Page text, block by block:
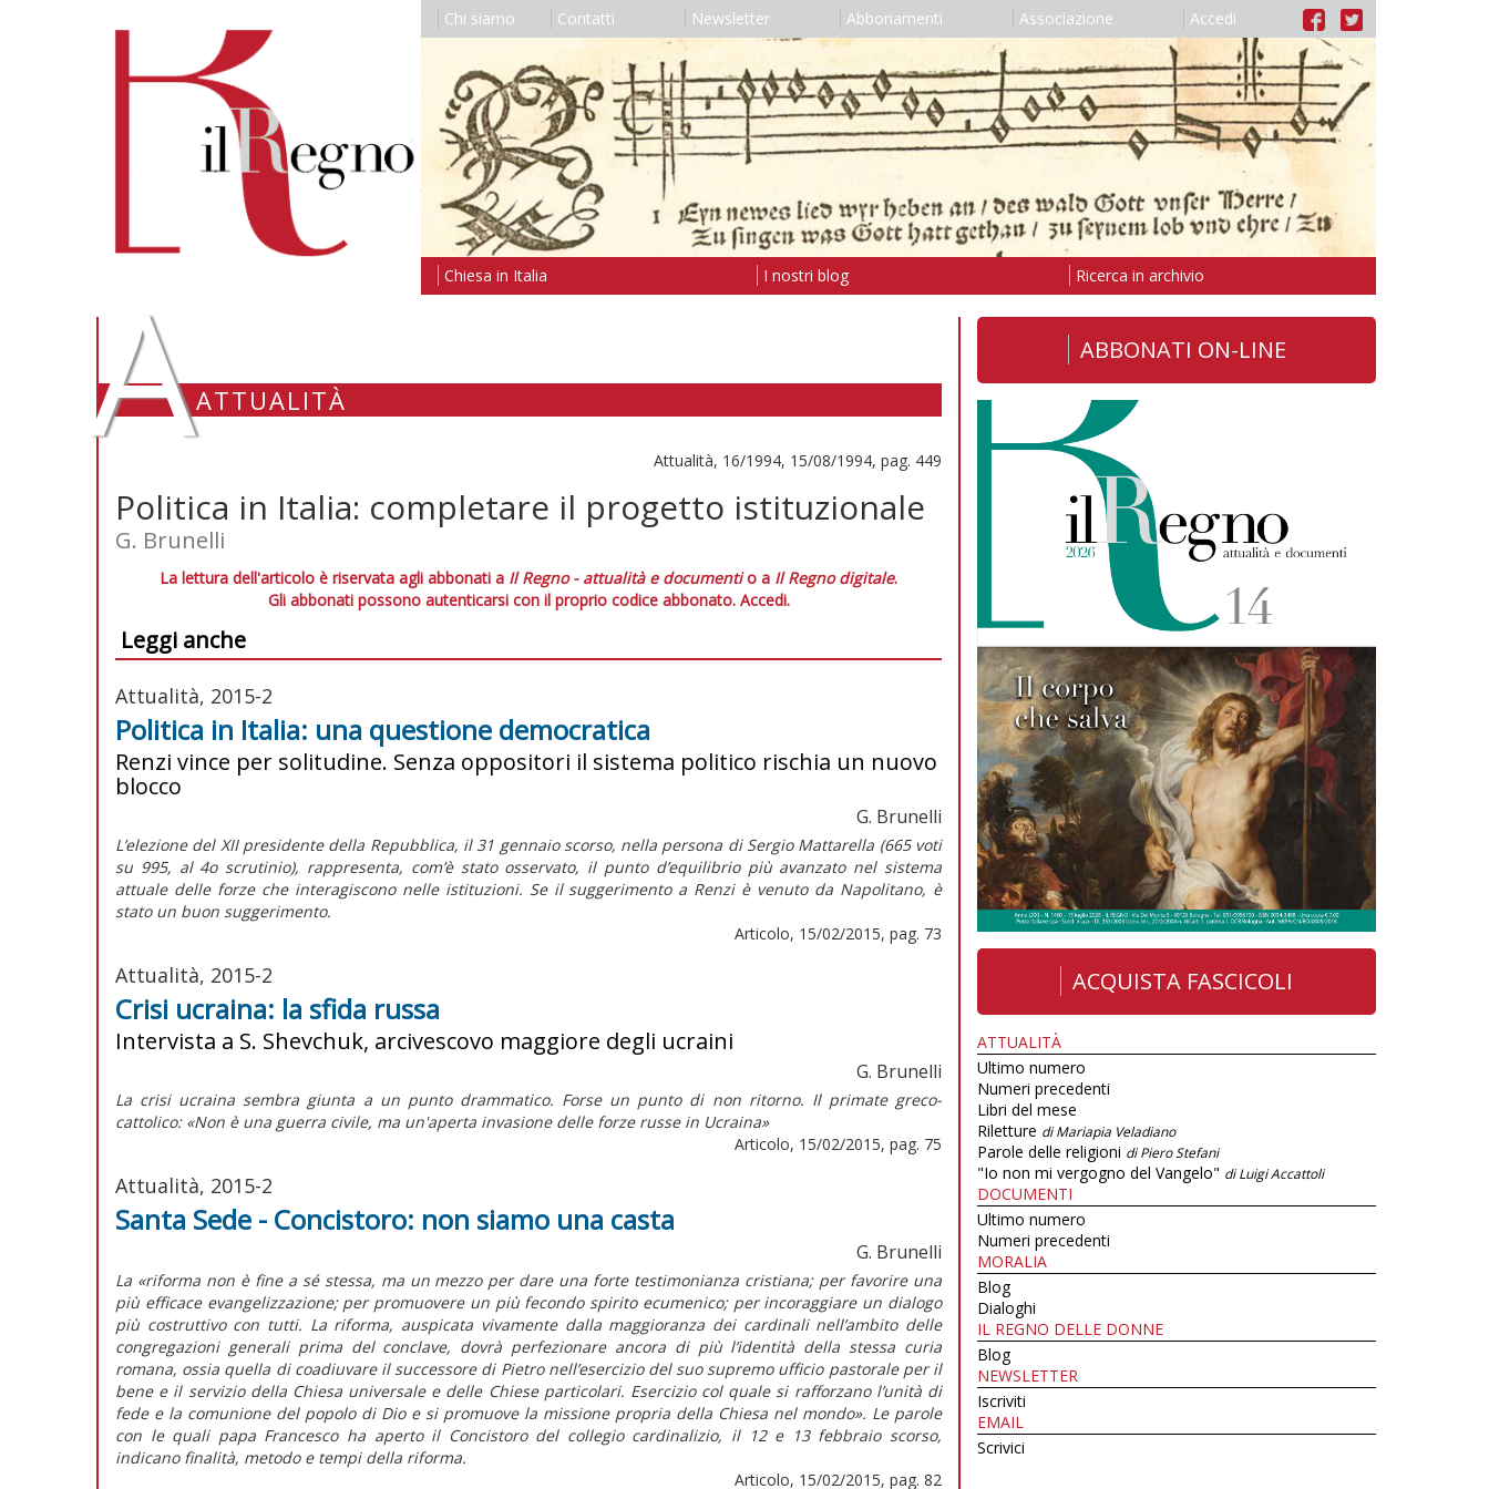
Chi siamo Contatti Newsletter Abbonamenti Associazione Accedi
Chiesa in Italia I nostri blog Ricerca in archivio
AATTUALITÀ
Attualità, 16/1994, 15/08/1994, pag. 449
Politica in Italia: completare il progetto istituzionale
G. Brunelli
La lettura dell'articolo è riservata agli abbonati a Il Regno - attualità e documentio a Il Regno digitale.
Gli abbonati possono autenticarsi con il proprio codice abbonato. Accedi.
Leggi anche
Attualità, 2015-2
Politica in Italia: una questione democratica
Renzi vince per solitudine. Senza oppositori il sistema politico rischia un nuovo
blocco
G. Brunelli
L’elezione del XII presidente della Repubblica, il 31 gennaio scorso, nella persona di Sergio Mattarella (665 voti
su 995, al 4o scrutinio), rappresenta, com’è stato osservato, il punto d’equilibrio più avanzato nel sistema
attuale delle forze che interagiscono nelle istituzioni. Se il suggerimento a Renzi è venuto da Napolitano, è
stato un buon suggerimento.
Articolo, 15/02/2015, pag. 73
Attualità, 2015-2
Crisi ucraina: la sfida russa
Intervista a S. Shevchuk, arcivescovo maggiore degli ucraini
G. Brunelli
La crisi ucraina sembra giunta a un punto drammatico. Forse un punto di non ritorno. Il primate greco-
cattolico: «Non è una guerra civile, ma un'aperta invasione delle forze russe in Ucraina»
Articolo, 15/02/2015, pag. 75
Attualità, 2015-2
Santa Sede - Concistoro: non siamo una casta
G. Brunelli
La «riforma non è fine a sé stessa, ma un mezzo per dare una forte testimonianza cristiana; per favorire una
più efficace evangelizzazione; per promuovere un più fecondo spirito ecumenico; per incoraggiare un dialogo
più costruttivo con tutti. La riforma, auspicata vivamente dalla maggioranza dei cardinali nell’ambito delle
congregazioni generali prima del conclave, dovrà perfezionare ancora di più l’identità della stessa curia
romana, ossia quella di coadiuvare il successore di Pietro nell’esercizio del suo supremo ufficio pastorale per il
bene e il servizio della Chiesa universale e delle Chiese particolari. Esercizio col quale si rafforzano l’unità di
fede e la comunione del popolo di Dio e si promuove la missione propria della Chiesa nel mondo». Le parole
con le quali papa Francesco ha aperto il Concistoro del collegio cardinalizio, il 12 e 13 febbraio scorso,
indicano finalità, metodo e tempi della riforma.
Articolo, 15/02/2015, pag. 82
ABBONATI ON-LINE
ACQUISTA FASCICOLI
ATTUALITÀ
Ultimo numero
Numeri precedenti
Libri del mese
Riletture di Mariapia Veladiano
Parole delle religioni di Piero Stefani
"Io non mi vergogno del Vangelo" di Luigi Accattoli
DOCUMENTI
Ultimo numero
Numeri precedenti
MORALIA
Blog
Dialoghi
IL REGNO DELLE DONNE
Blog
NEWSLETTER
Iscriviti
EMAIL
Scrivici